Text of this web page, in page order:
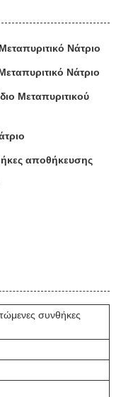
Νάτριο
Νάτριο
Μεταπυριτικού
αποθήκευσης
συνθήκες